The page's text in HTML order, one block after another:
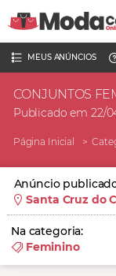
MEUS ANÚNCIOS
CONJUNTOS
Publicado em 22/
Página Inicial
Anúncio
Santa Cruz do
Na categoria:
Feminino